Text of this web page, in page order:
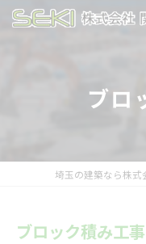
ブロ
埼玉の建築なら株式
ブロック積み工事